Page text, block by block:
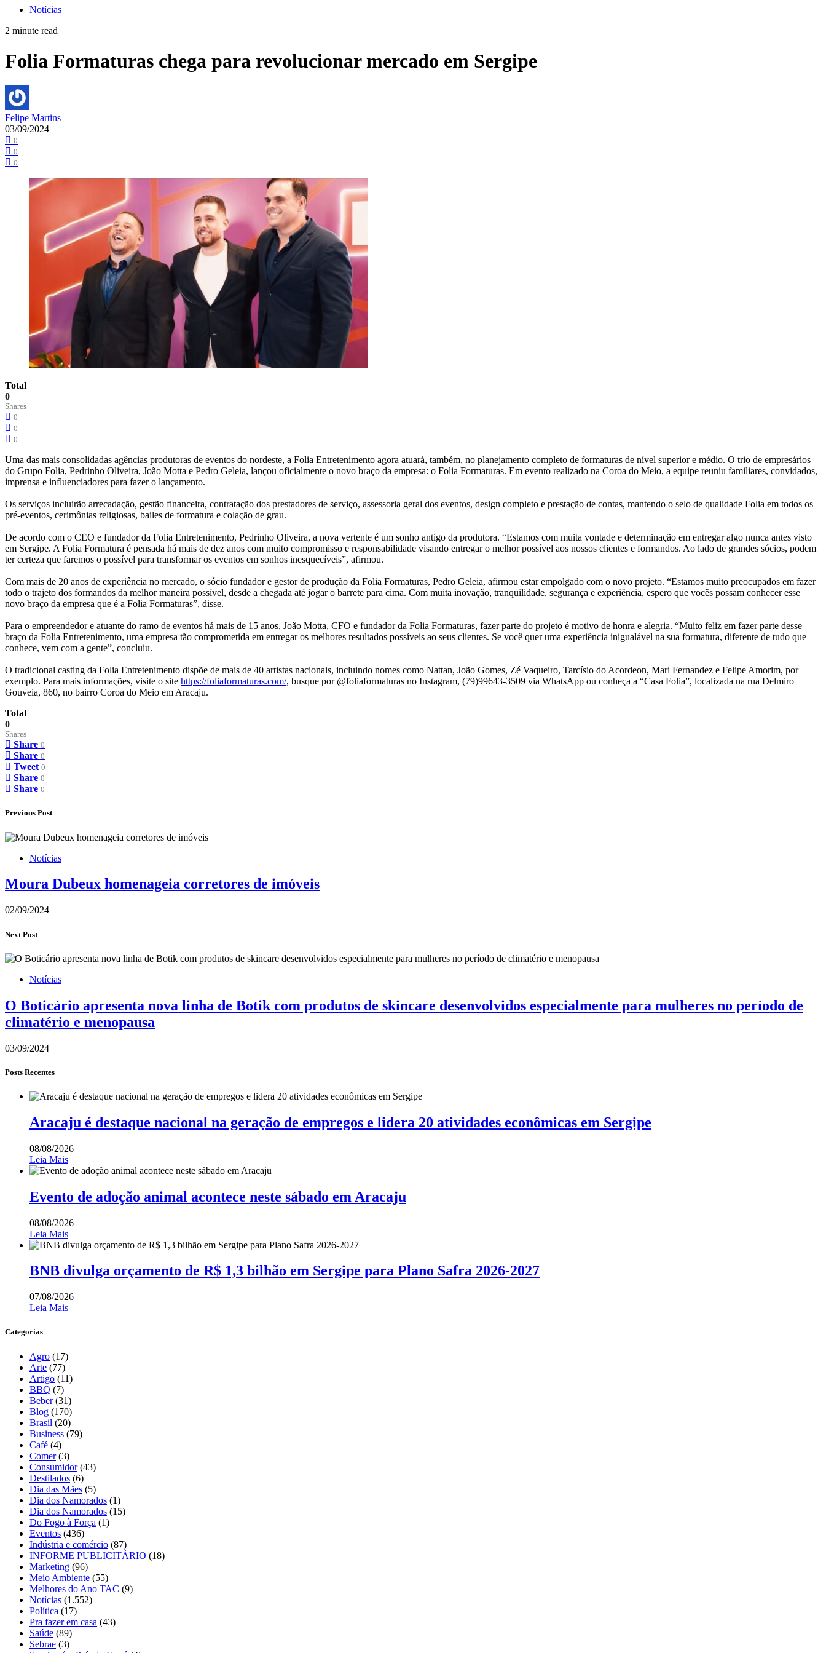
Notícias
2 minute read
Folia Formaturas chega para revolucionar mercado em Sergipe
Felipe Martins
03/09/2024
0
0
0
Total
0
Shares
0
0
0
Uma das mais consolidadas agências produtoras de eventos do nordeste, a Folia Entretenimento agora atuará, também, no planejamento completo de formaturas de nível superior e médio. O trio de empresários
do Grupo Folia, Pedrinho Oliveira, João Motta e Pedro Geleia, lançou oficialmente o novo braço da empresa: o Folia Formaturas. Em evento realizado na Coroa do Meio, a equipe reuniu familiares, convidados,
imprensa e influenciadores para fazer o lançamento.
Os serviços incluirão arrecadação, gestão financeira, contratação dos prestadores de serviço, assessoria geral dos eventos, design completo e prestação de contas, mantendo o selo de qualidade Folia em todos os
pré-eventos, cerimônias religiosas, bailes de formatura e colação de grau.
De acordo com o CEO e fundador da Folia Entretenimento, Pedrinho Oliveira, a nova vertente é um sonho antigo da produtora. “Estamos com muita vontade e determinação em entregar algo nunca antes visto
em Sergipe. A Folia Formatura é pensada há mais de dez anos com muito compromisso e responsabilidade visando entregar o melhor possível aos nossos clientes e formandos. Ao lado de grandes sócios, podem
ter certeza que faremos o possível para transformar os eventos em sonhos inesquecíveis”, afirmou.
Com mais de 20 anos de experiência no mercado, o sócio fundador e gestor de produção da Folia Formaturas, Pedro Geleia, afirmou estar empolgado com o novo projeto. “Estamos muito preocupados em fazer
todo o trajeto dos formandos da melhor maneira possível, desde a chegada até jogar o barrete para cima. Com muita inovação, tranquilidade, segurança e experiência, espero que vocês possam conhecer esse
novo braço da empresa que é a Folia Formaturas”, disse.
Para o empreendedor e atuante do ramo de eventos há mais de 15 anos, João Motta, CFO e fundador da Folia Formaturas, fazer parte do projeto é motivo de honra e alegria. “Muito feliz em fazer parte desse
braço da Folia Entretenimento, uma empresa tão comprometida em entregar os melhores resultados possíveis ao seus clientes. Se você quer uma experiência inigualável na sua formatura, diferente de tudo que
conhece, vem com a gente”, concluiu.
O tradicional casting da Folia Entretenimento dispõe de mais de 40 artistas nacionais, incluindo nomes como Nattan, João Gomes, Zé Vaqueiro, Tarcísio do Acordeon, Mari Fernandez e Felipe Amorim, por
exemplo. Para mais informações, visite o site https://foliaformaturas.com/, busque por @foliaformaturas no Instagram, (79)99643-3509 via WhatsApp ou conheça a “Casa Folia”, localizada na rua Delmiro
Gouveia, 860, no bairro Coroa do Meio em Aracaju.
Total
0
Shares
Share 0
Share 0
Tweet 0
Share 0
Share 0
Previous Post
Notícias
Moura Dubeux homenageia corretores de imóveis
02/09/2024
Next Post
Notícias
O Boticário apresenta nova linha de Botik com produtos de skincare desenvolvidos especialmente para mulheres no período de
climatério e menopausa
03/09/2024
Posts Recentes
Aracaju é destaque nacional na geração de empregos e lidera 20 atividades econômicas em Sergipe
08/08/2026
Leia Mais
Evento de adoção animal acontece neste sábado em Aracaju
08/08/2026
Leia Mais
BNB divulga orçamento de R$ 1,3 bilhão em Sergipe para Plano Safra 2026-2027
07/08/2026
Leia Mais
Categorias
Agro (17)
Arte (77)
Artigo (11)
BBQ (7)
Beber(31)
Blog (170)
Brasil (20)
Business (79)
Café (4)
Comer(3)
Consumidor(43)
Destilados (6)
Dia das Mães (5)
Dia dos Namorados (1)
Dia dos Namorados (15)
Do Fogo à Força (1)
Eventos (436)
Indústria e comércio (87)
INFORME PUBLICITÁRIO (18)
Marketing (96)
Meio Ambiente (55)
Melhores do Ano TAC (9)
Notícias (1.552)
Política (17)
Pra fazer em casa (43)
Saúde (89)
Sebrae (3)